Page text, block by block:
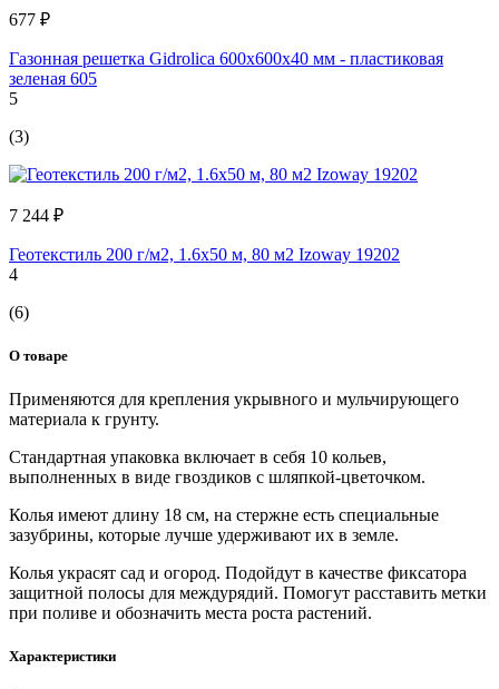
677 ₽
Газонная решетка Gidrolica 600х600х40 мм - пластиковая
зеленая 605
5
(3)
7 244 ₽
Геотекстиль 200 г/м2, 1.6х50 м, 80 м2 Izoway 19202
4
(6)
О товаре
Применяются для крепления укрывного и мульчирующего
материала к грунту.
Стандартная упаковка включает в себя 10 кольев,
выполненных в виде гвоздиков с шляпкой-цветочком.
Колья имеют длину 18 см, на стержне есть специальные
зазубрины, которые лучше удерживают их в земле.
Колья украсят сад и огород. Подойдут в качестве фиксатора
защитной полосы для междурядий. Помогут расставить метки
при поливе и обозначить места роста растений.
Характеристики